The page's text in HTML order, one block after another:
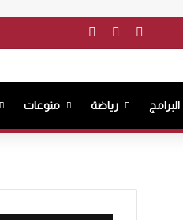
فيسبوك‫YouTube
البرامج رياضة منوعات